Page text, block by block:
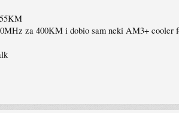
za 400KM i dobio sam neki AM3+ cooler